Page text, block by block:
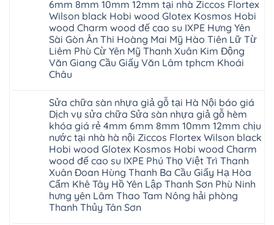
Hà
Ninh
Bình
Thái
Bình
Thanh
Hóa
Quỳnh
Phụ
Phú
Cai
Tuyên
Quang
nhựa
glotex
của
nước
nào
Hà
Nội
Thanh
Xuân
tpHCM
Gia
Lâm
Phú
Thọ
Hải
Phòng
Sóc
Sơn
Ninh
Bình
Hưng
Yên
composite
báo
giá
rẻ
Bắc
Ninh
Thanh
Xuân
Tây
Hồ
Thái
Bình
Hưng
Yên
Đông
Hạ
Long
nhà
vệ
sinh
tại
Hà
Nội
báo
giá
cửa
nhựa
vệ
sinh
giá
rẻ
tpHCM
Thanh
Xuân
Bắc
Ninh
Ninh
Bình
Đà
Nẵng
Quảng
Ninh
6mm 8mm 10mm 12mm tại nhà Ziccos Flortex
Wilson black Hobi wood Glotex Kosmos Hobi
wood Charm wood đế cao su IXPE Hưng Yên
Sài Gòn Ân Thi Hoàng Mai Mỹ Hào Tiên Lữ Từ
Liêm Phù Cừ Yên Mỹ Thanh Xuân Kim Động
Văn Giang Cầu Giấy Văn Lâm tphcm Khoái
Châu
bình
luận
ở
Thợ
sửa
sàn
nhựa
thợ
sửa
sàn
nhà
thợ
sửa
sàn
Sửa chữa sàn nhựa giả gỗ tại Hà Nội báo giá
Dịch vụ sửa chữa Sửa sàn nhựa giả gỗ hèm
khóa giá rẻ 4mm 6mm 8mm 10mm 12mm chịu
nước tại nhà hà nội Ziccos Flortex Wilson black
Hobi wood Glotex Kosmos Hobi wood Charm
wood đế cao su IXPE Phú Thọ Việt Trì Thanh
Xuân Đoan Hùng Thanh Ba Cầu Giấy Hạ Hòa
Cẩm Khê Tây Hồ Yên Lập Thanh Sơn Phù Ninh
hưng yên Lâm Thao Tam Nông hải phòng
Thanh Thủy Tân Sơn